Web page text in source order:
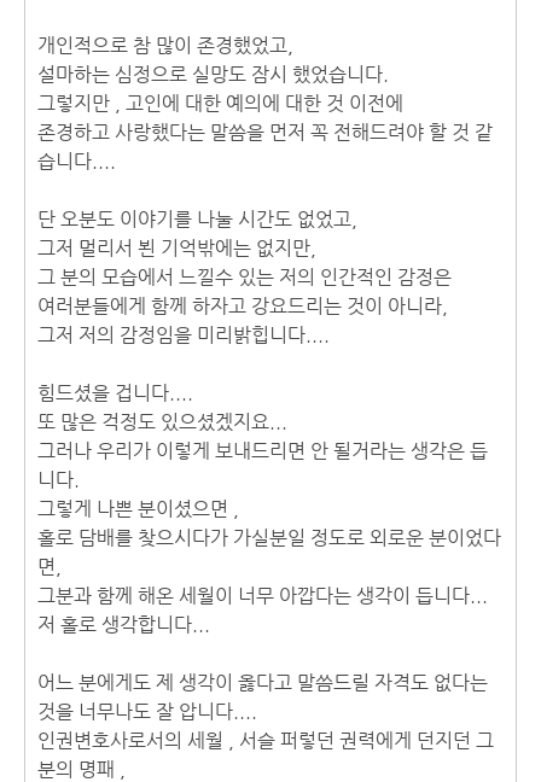
개인적으로 참 많이 존경했었고,
설마하는 심정으로 실망도 잠시 했었습니다.
그렇지만 , 고인에 대한 예의에 대한 것 이전에
존경하고 사랑했다는 말씀을 먼저 꼭 전해드려야 할 것 같
습니다....
단 오분도 이야기를 나눌 시간도 없었고,
그저 멀리서 뵌 기억밖에는 없지만,
그 분의 모습에서 느낄수 있는 저의 인간적인 감정은
여러분들에게 함께 하자고 강요드리는 것이 아니라,
그저 저의 감정임을 미리밝힙니다....
힘드셨을 겁니다....
또 많은 걱정도 있으셨겠지요...
그러나 우리가 이렇게 보내드리면 안 될거라는 생각은 듭
니다.
그렇게 나쁜 분이셨으면 ,
홀로 담배를 찾으시다가 가실분일 정도로 외로운 분이었다
면,
그분과 함께 해온 세월이 너무 아깝다는 생각이 듭니다...
저 홀로 생각합니다...
어느 분에게도 제 생각이 옳다고 말씀드릴 자격도 없다는
것을 너무나도 잘 압니다....
인권변호사로서의 세월 , 서슬 퍼렇던 권력에게 던지던 그
분의 명패 ,